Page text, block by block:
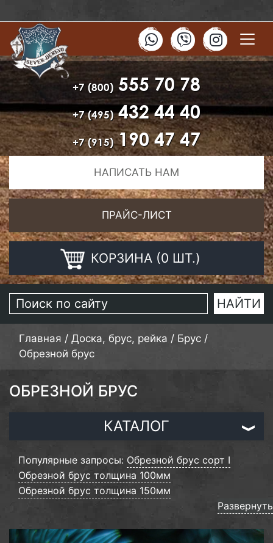
+7 (800) 555 70 78
+7 (495)432 44 40
+7 (915)190 47 47
НАПИСАТЬ НАМ
ПРАЙС-ЛИСТ
КОРЗИНА (0 ШТ.)
Главная / Доска, брус, рейка / Брус /
Обрезной брус
ОБРЕЗНОЙ БРУС
КАТАЛОГ
Популярные запросы: Обрезной брус сорт I
Обрезной брус толщина 100мм
Обрезной брус толщина 150мм
Обрезной брус ширина 150мм
Развернуть